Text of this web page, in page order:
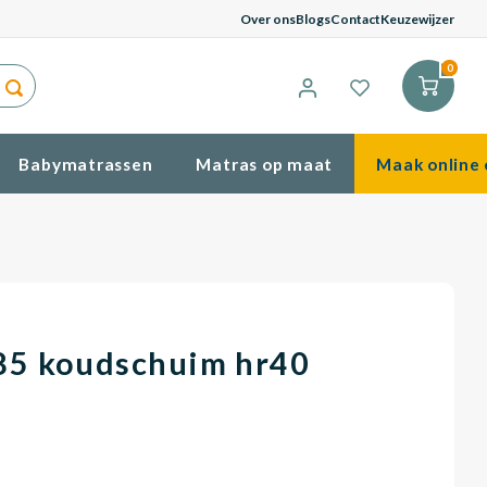
Over onsBlogsContactKeuzewijzer
0
Babymatrassen Matras op maat Maak online
koudschuim hr40